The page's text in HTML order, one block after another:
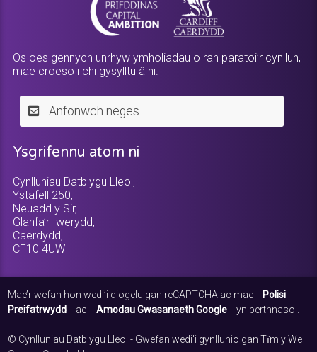
Os oes gennych unrhyw ymholiadau o ran paratoi’r cynllun,
mae croeso i chi gysylltu â ni.
Anfonwch neges
Ysgrifennu atom ni
Cynlluniau Datblygu Lleol,
Ystafell 250,
Neuadd y Sir,
Glanfa’r Iwerydd,
Caerdydd,
CF10 4UW
Mae’r wefan hon wedi’i diogelu gan reCAPTCHA ac mae
Polisi
Preifatrwydd
ac Amodau Gwasanaeth Google yn berthnasol.
© Cynlluniau Datblygu Lleol - Gwefan wedi'i gynllunio gan Tȋm y We